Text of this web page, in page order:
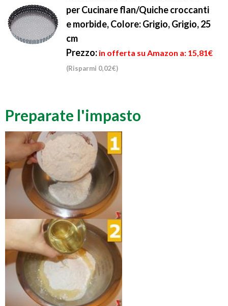
per Cucinare flan/Quiche croccanti
e morbide, Colore: Grigio, Grigio, 25
cm
Prezzo: in offerta su Amazon a: 15,81€
(Risparmi 0,02€)
Preparate l'impasto